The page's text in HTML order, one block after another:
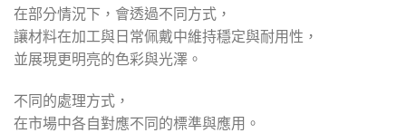
在部分情況下，會透過不同方式，
讓材料在加工與日常佩戴中維持穩定與耐用性，
並展現更明亮的色彩與光澤。
不同的處理方式，
在市場中各自對應不同的標準與應用。